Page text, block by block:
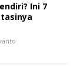
Ini 7